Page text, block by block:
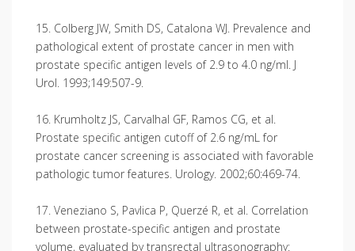
15. Colberg JW, Smith DS, Catalona WJ. Prevalence and
pathological extent of prostate cancer in men with
prostate specific antigen levels of 2.9 to 4.0 ng/ml. J
Urol. 1993;149:507-9.
16. Krumholtz JS, Carvalhal GF, Ramos CG, et al.
Prostate specific antigen cutoff of 2.6 ng/mL for
prostate cancer screening is associated with favorable
pathologic tumor features. Urology. 2002;60:469-74.
17. Veneziano S, Pavlica P, Querzé R, et al. Correlation
between prostate-specific antigen and prostate
volume, evaluated by transrectal ultrasonography: